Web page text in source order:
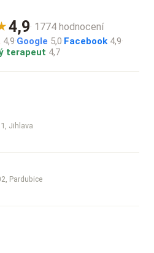
4,9· 1774 hodnocení
4,9·Google 5,0·Facebook 4,9·
terapeut 4,7
Jihlava
Pardubice